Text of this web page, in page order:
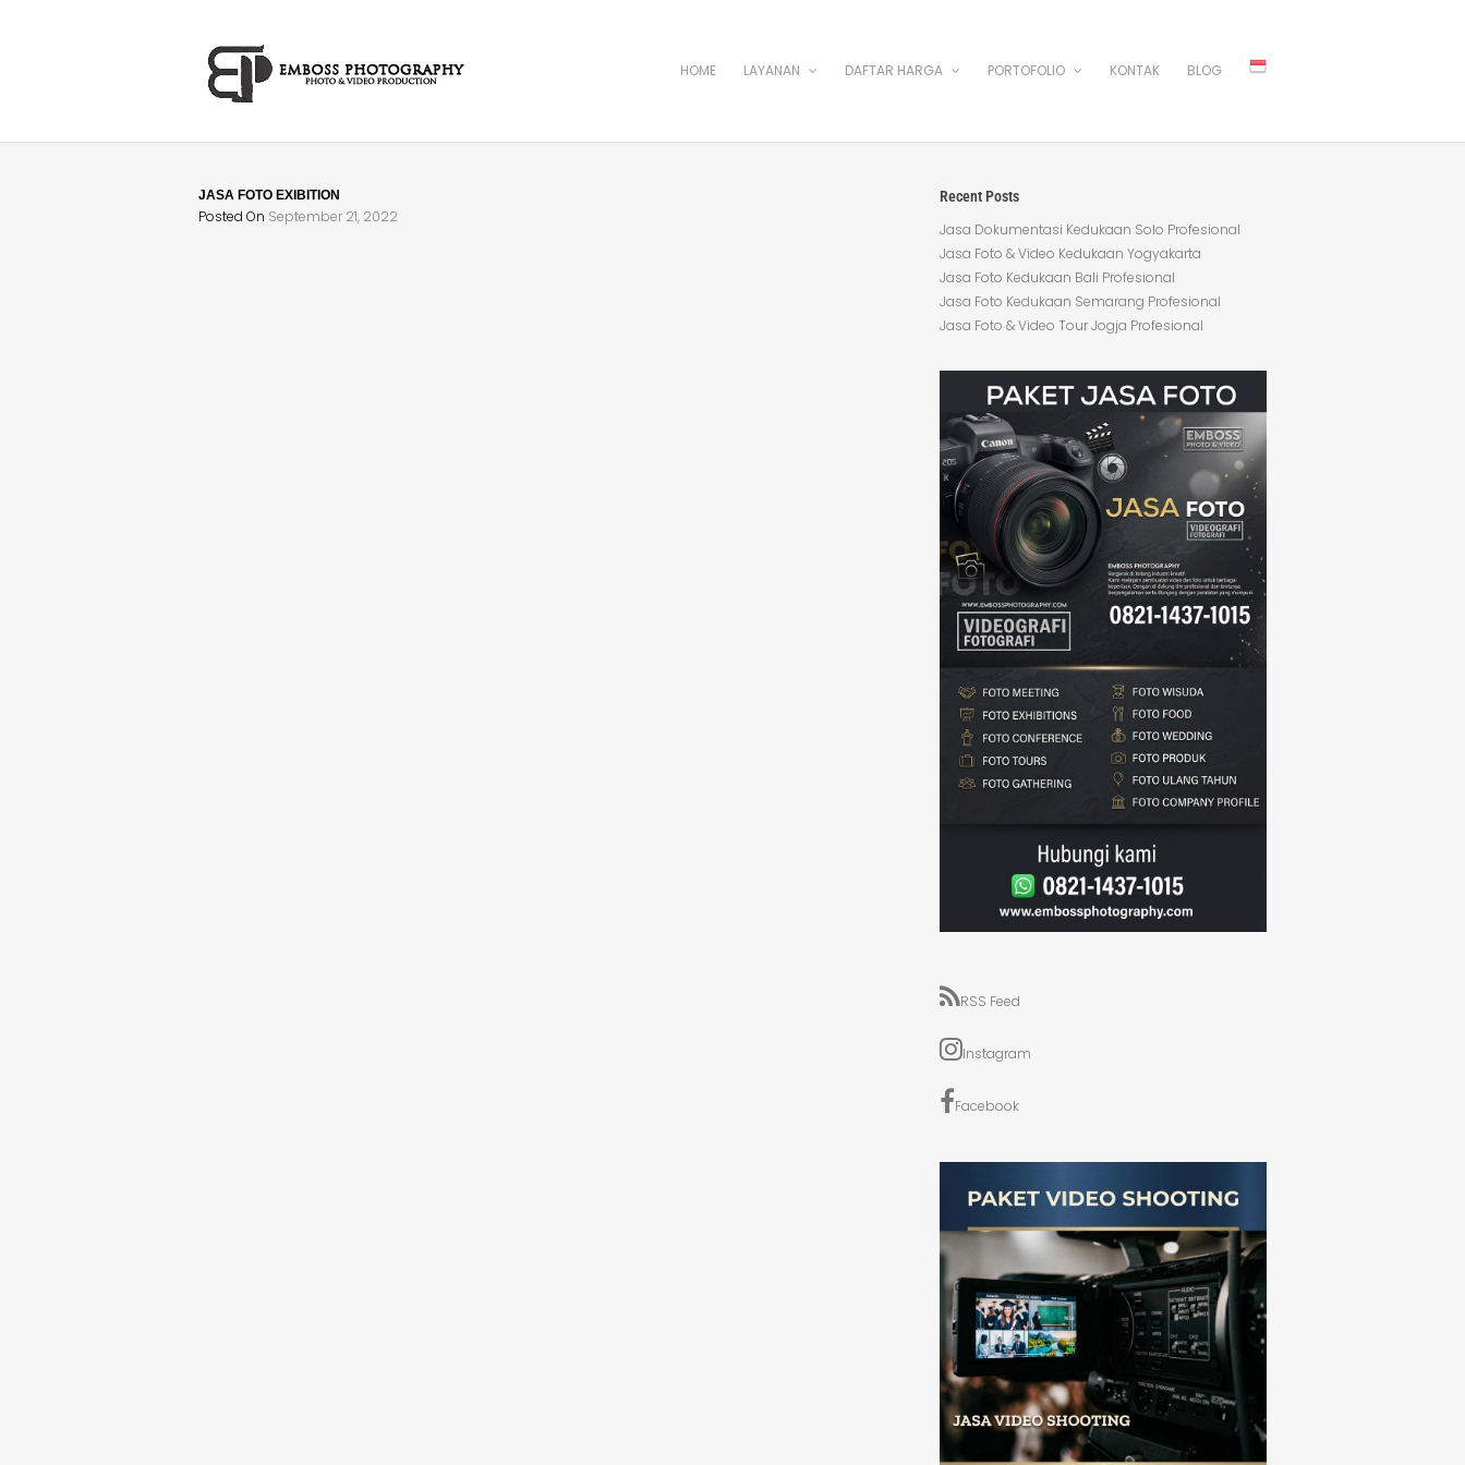
HOME LAYANAN DAFTAR HARGA PORTOFOLIO KONTAK BLOG
JASA FOTO EXIBITION
Posted On September 21, 2022
Recent Posts
Jasa Dokumentasi Kedukaan Solo Profesional
Jasa Foto & Video Kedukaan Yogyakarta
Jasa Foto Kedukaan Bali Profesional
Jasa Foto Kedukaan Semarang Profesional
Jasa Foto & Video Tour Jogja Profesional
RSS Feed
Instagram
Facebook